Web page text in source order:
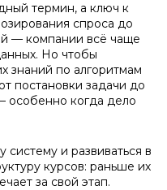
термин, а ключ к
спроса до
— компании всё чаще
Но чтобы
знаний по алгоритмам
постановки задачи до
когда дело
систему и развиваться в
курсов: раньше их
за свой этап.